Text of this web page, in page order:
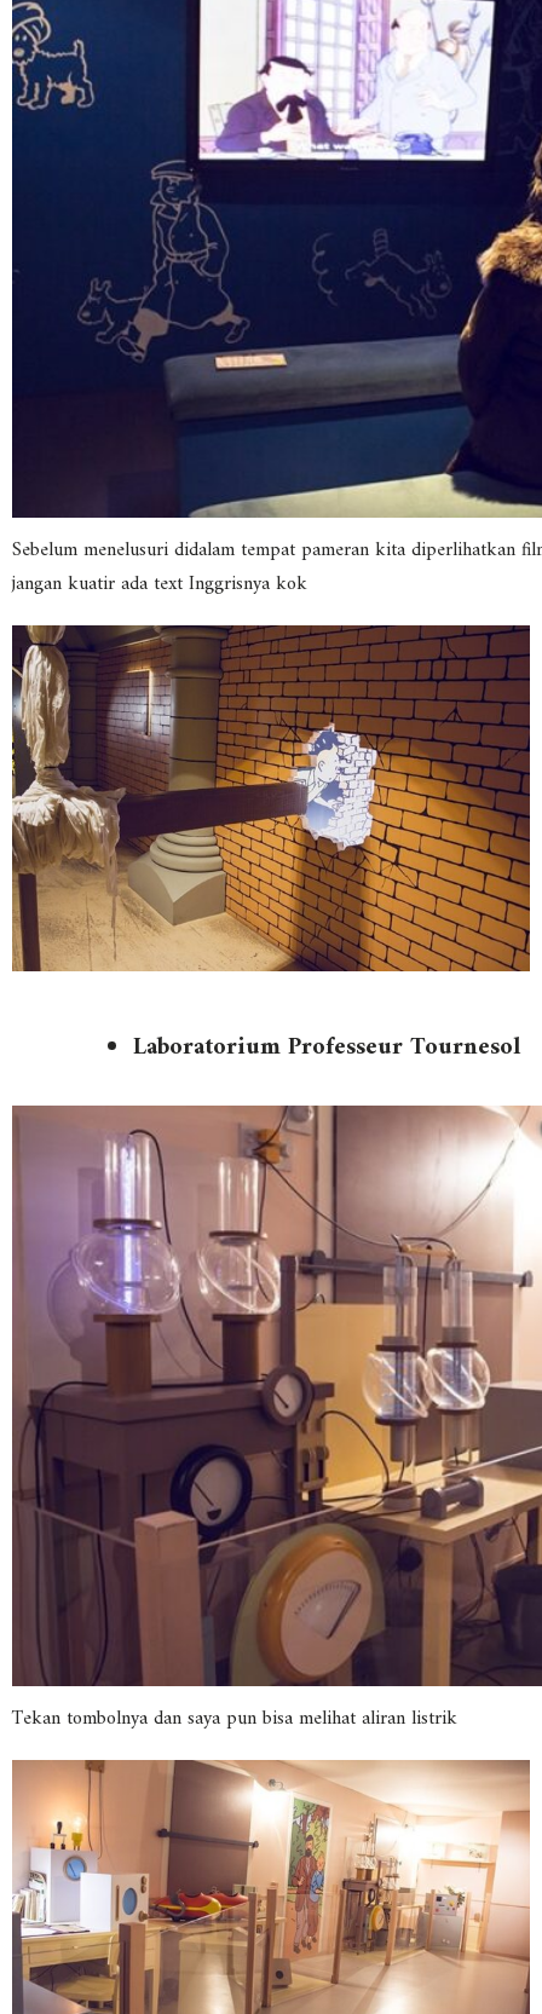
Sebelum menelusuri didalam tempat pameran kita diperlihatkan
jangan kuatir ada text Inggrisnya kok
Laboratorium Professeur Tournesol
Tekan tombolnya dan saya pun bisa melihat aliran listrik